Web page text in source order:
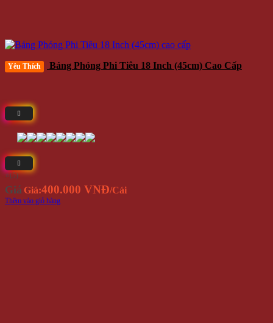
Yêu Thích Bảng Phóng Phi Tiêu 18 Inch (45cm) Cao Cấp
⭐(5)
Giá Giá:400.000 VNĐ/Cái
Thêm vào giỏ hàng